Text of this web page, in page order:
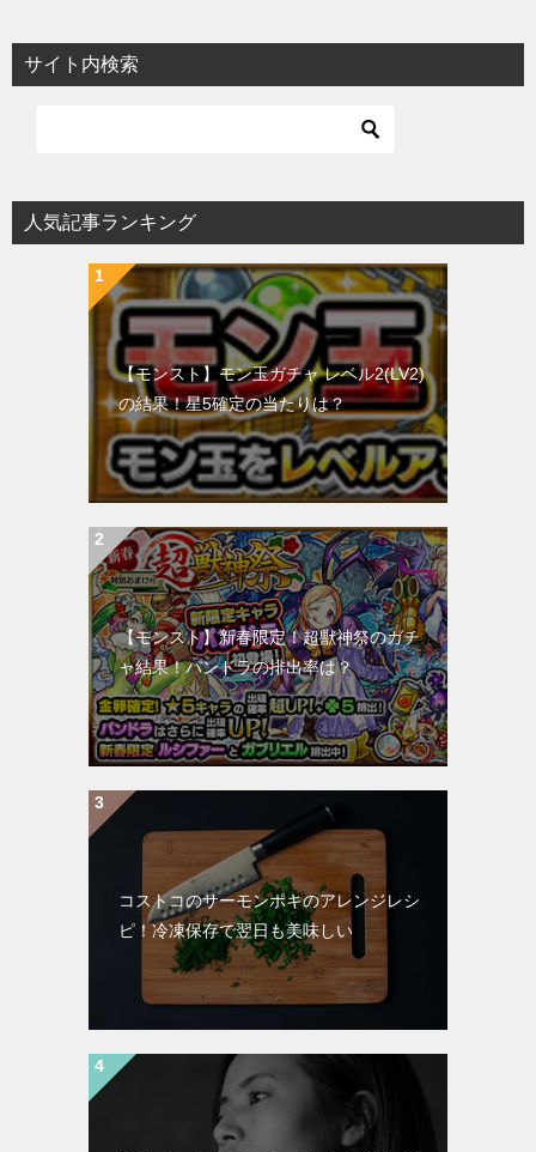
サイト内検索
人気記事ランキング
【モンスト】モン玉ガチャ レベル2(LV2)
の結果！星5確定の当たりは？
【モンスト】新春限定！超獣神祭のガチ
ャ結果！パンドラの排出率は？
コストコのサーモンポキのアレンジレシ
ピ！冷凍保存で翌日も美味しい